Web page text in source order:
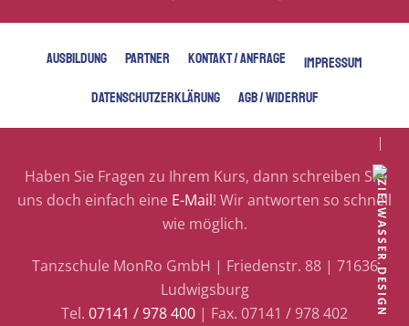
AUSBILDUNG PARTNER KONTAKT / ANFRAGE
IMPRESSUM
DATENSCHUTZERKLÄRUNG
AGB / WIDERRUF
Haben Sie Fragen zu Ihrem Kurs, dann schreiben Sie
uns doch einfach eine E-Mail! Wir antworten so schnell
wie möglich.
Tanzschule MonRo GmbH | Friedenstr. 88 | 71636
Ludwigsburg
Tel. 07141 / 978 400 | Fax. 07141 / 978 402